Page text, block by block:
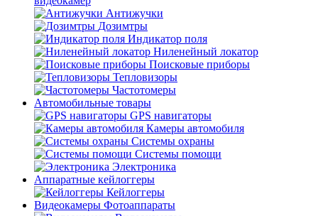
Антижучки
Дозимтры
Индикатор поля
Ниленейный локатор
Поисковые приборы
Тепловизоры
Частотомеры
Автомобильные товары
GPS навигаторы
Камеры автомобиля
Системы охраны
Системы помощи
Электроника
Аппаратные кейлоггеры
Кейлоггеры
Видеокамеры Фотоаппараты